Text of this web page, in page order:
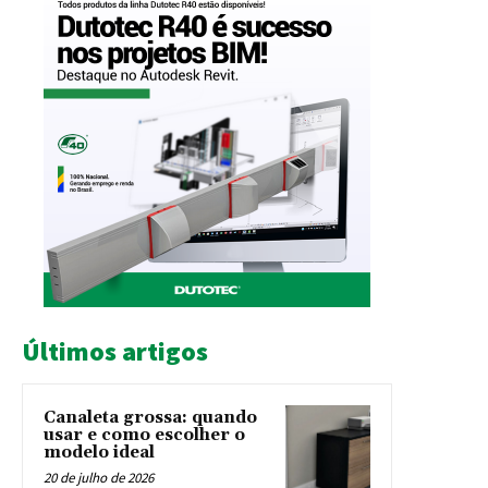
Últimos artigos
Canaleta grossa: quando
usar e como escolher o
modelo ideal
20 de julho de 2026